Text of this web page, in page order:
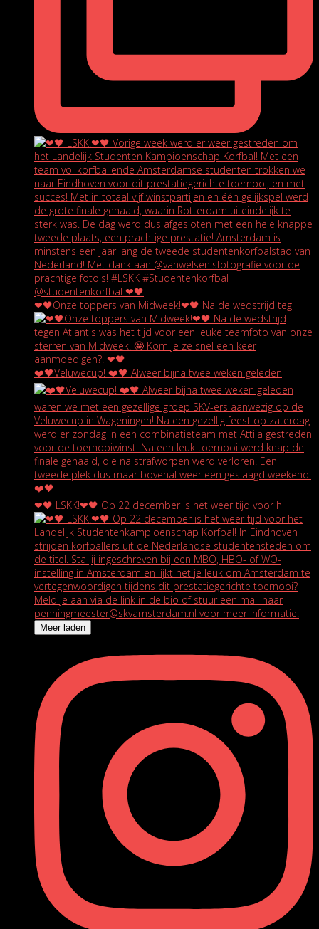
❤🖤Onze toppers van Midweek!❤🖤 Na de wedstrijd teg
❤️🖤Veluwecup! ❤️🖤 Alweer bijna twee weken geleden
❤🖤 LSKK!❤🖤 Op 22 december is het weer tijd voor h
Meer laden